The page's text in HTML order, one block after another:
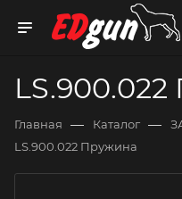
Главная — Каталог —
LS.900.022 Пружина